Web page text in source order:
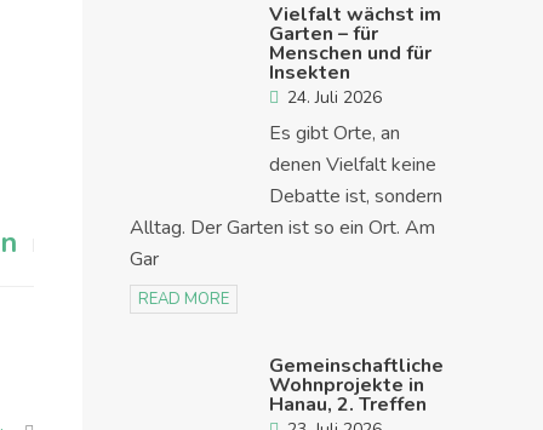
Vielfalt wächst im
Garten – für
Menschen und für
Insekten
24. Juli 2026
Es gibt Orte, an
denen Vielfalt keine
Debatte ist, sondern
Alltag. Der Garten ist so ein Ort. Am
Gar
READ MORE
Gemeinschaftliche
Wohnprojekte in
Hanau, 2. Treffen